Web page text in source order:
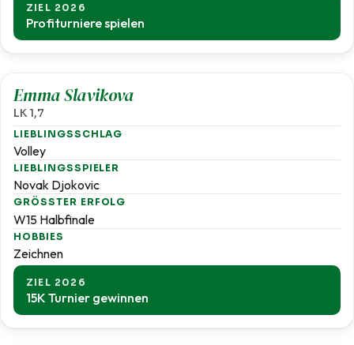
ZIEL 2026
Profiturniere spielen
Emma Slavikova
LK 1,7
LIEBLINGSSCHLAG
Volley
LIEBLINGSSPIELER
Novak Djokovic
GRÖSSTER ERFOLG
W15 Halbfinale
HOBBIES
Zeichnen
ZIEL 2026
15K Turnier gewinnen